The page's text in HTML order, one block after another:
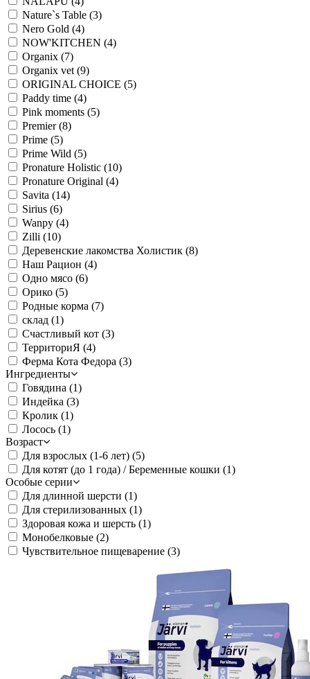
Nature`s Table (3)
Nero Gold (4)
NOW'KITCHEN (4)
Organix (7)
Organix vet (9)
ORIGINAL CHOICE (5)
Paddy time (4)
Pink moments (5)
Premier(8)
Prime (5)
Prime Wild (5)
Pronature Holistic (10)
Pronature Original (4)
Savita (14)
Sirius (6)
Wanpy (4)
Zilli (10)
Деревенские лакомства Холистик (8)
Наш Рацион (4)
Одно мясо (6)
Орико (5)
Родные корма (7)
склад (1)
Счастливый кот (3)
ТерриториЯ (4)
Ферма Кота Федора (3)
Ингредиенты
Говядина (1)
Индейка (3)
Кролик (1)
Лосось (1)
Возраст
Для взрослых (1-6 лет) (5)
Для котят (до 1 года) / Беременные кошки (1)
Особые серии
Для длинной шерсти (1)
Для стерилизованных (1)
Здоровая кожа и шерсть (1)
Монобелковые (2)
Чувствительное пищеварение (3)